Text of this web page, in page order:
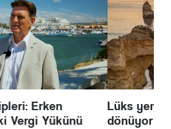
dikkat Batı Algarve'ye